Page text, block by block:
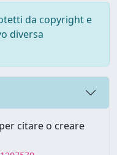
da copyright e
diversa
citare o creare